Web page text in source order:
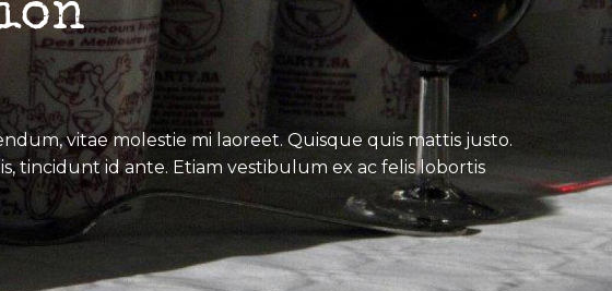
vitae molestie mi laoreet. Quisque quis mattis justo.
tincidunt id ante. Etiam vestibulum ex ac felis lobortis